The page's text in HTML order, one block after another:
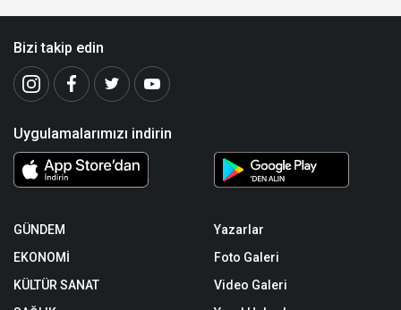
Bizi takip edin
Uygulamalarımızı indirin
GÜNDEM
EKONOMİ
KÜLTÜR SANAT
Yazarlar
Foto Galeri
Video Galeri